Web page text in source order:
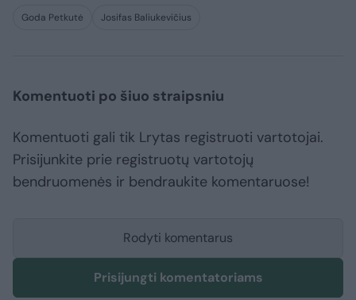
Goda Petkutė Josifas Baliukevičius
Komentuoti po šiuo straipsniu
Komentuoti gali tik Lrytas registruoti vartotojai.
Prisijunkite prie registruotų vartotojų
bendruomenės ir bendraukite komentaruose!
Rodyti komentarus
Prisijungti komentatoriams